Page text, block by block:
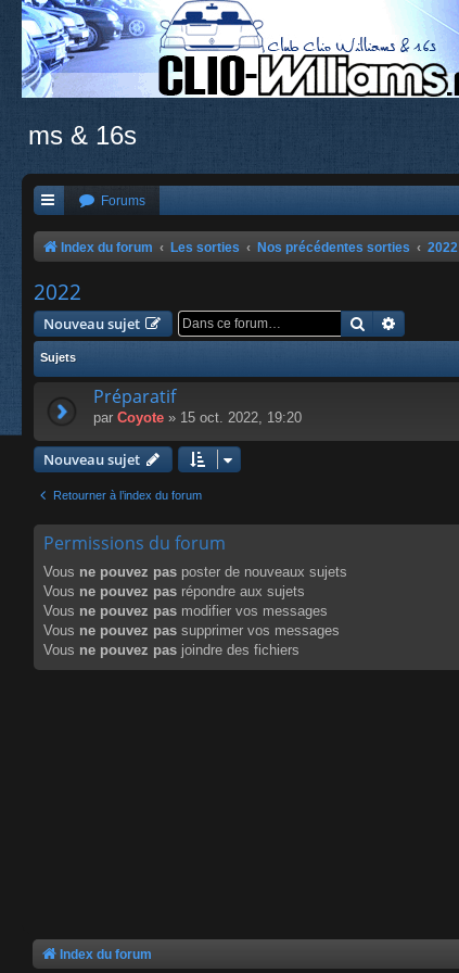
ms & 16s
Forums
Index du forum Les sorties Nos précédentes sorties 2022
2022
Nouveau sujet Rechercher
Sujets
Préparatif
par Coyote » 15 oct. 2022, 19:20
Nouveau sujet
Retourner à l’index du forum
Permissions du forum
Vous ne pouvez pas poster de nouveaux sujets
Vous ne pouvez pas répondre aux sujets
Vous ne pouvez pas modifier vos messages
Vous ne pouvez pas supprimer vos messages
Vous ne pouvez pas joindre des fichiers
Index du forum